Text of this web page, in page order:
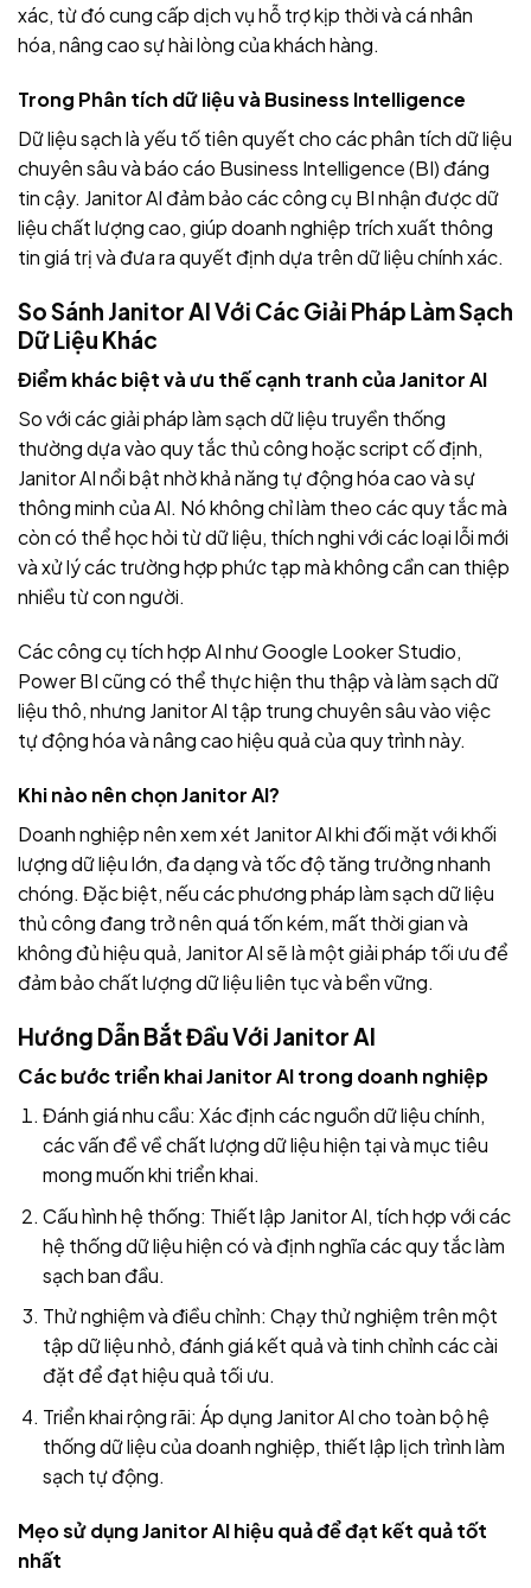
xác, từ đó cung cấp dịch vụ hỗ trợ kịp thời và cá nhân
hóa, nâng cao sự hài lòng của khách hàng.
Trong Phân tích dữ liệu và Business Intelligence
Dữ liệu sạch là yếu tố tiên quyết cho các phân tích dữ liệu
chuyên sâu và báo cáo Business Intelligence (BI) đáng
tin cậy. Janitor AI đảm bảo các công cụ BI nhận được dữ
liệu chất lượng cao, giúp doanh nghiệp trích xuất thông
tin giá trị và đưa ra quyết định dựa trên dữ liệu chính xác.
So Sánh Janitor AI Với Các Giải Pháp Làm Sạch
Dữ Liệu Khác
Điểm khác biệt và ưu thế cạnh tranh của Janitor AI
So với các giải pháp làm sạch dữ liệu truyền thống
thường dựa vào quy tắc thủ công hoặc script cố định,
Janitor AI nổi bật nhờ khả năng tự động hóa cao và sự
thông minh của AI. Nó không chỉ làm theo các quy tắc mà
còn có thể học hỏi từ dữ liệu, thích nghi với các loại lỗi mới
và xử lý các trường hợp phức tạp mà không cần can thiệp
nhiều từ con người.
Các công cụ tích hợp AI như Google Looker Studio,
Power BI cũng có thể thực hiện thu thập và làm sạch dữ
liệu thô, nhưng Janitor AI tập trung chuyên sâu vào việc
tự động hóa và nâng cao hiệu quả của quy trình này.
Khi nào nên chọn Janitor AI?
Doanh nghiệp nên xem xét Janitor AI khi đối mặt với khối
lượng dữ liệu lớn, đa dạng và tốc độ tăng trưởng nhanh
chóng. Đặc biệt, nếu các phương pháp làm sạch dữ liệu
thủ công đang trở nên quá tốn kém, mất thời gian và
không đủ hiệu quả, Janitor AI sẽ là một giải pháp tối ưu để
đảm bảo chất lượng dữ liệu liên tục và bền vững.
Hướng Dẫn Bắt Đầu Với Janitor AI
Các bước triển khai Janitor AI trong doanh nghiệp
Đánh giá nhu cầu: Xác định các nguồn dữ liệu chính,
các vấn đề về chất lượng dữ liệu hiện tại và mục tiêu
mong muốn khi triển khai.
Cấu hình hệ thống: Thiết lập Janitor AI, tích hợp với các
hệ thống dữ liệu hiện có và định nghĩa các quy tắc làm
sạch ban đầu.
Thử nghiệm và điều chỉnh: Chạy thử nghiệm trên một
tập dữ liệu nhỏ, đánh giá kết quả và tinh chỉnh các cài
đặt để đạt hiệu quả tối ưu.
Triển khai rộng rãi: Áp dụng Janitor AI cho toàn bộ hệ
thống dữ liệu của doanh nghiệp, thiết lập lịch trình làm
sạch tự động.
Mẹo sử dụng Janitor AI hiệu quả để đạt kết quả tốt
nhất